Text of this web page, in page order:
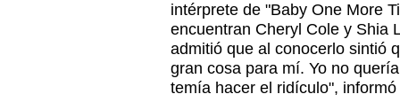
intérprete de "Baby One More
encuentran Cheryl Cole y Shia
admitió que al conocerlo sintió
gran cosa para mí. Yo no
temía hacer el ridículo",